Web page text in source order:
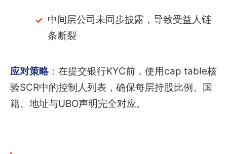
中间层公司未同步披露，导致受益人链
条断裂
应对策略：在提交银行KYC前，使用cap table核
验SCR中的控制人列表，确保每层持股比例、国
籍、地址与UBO声明完全对应。